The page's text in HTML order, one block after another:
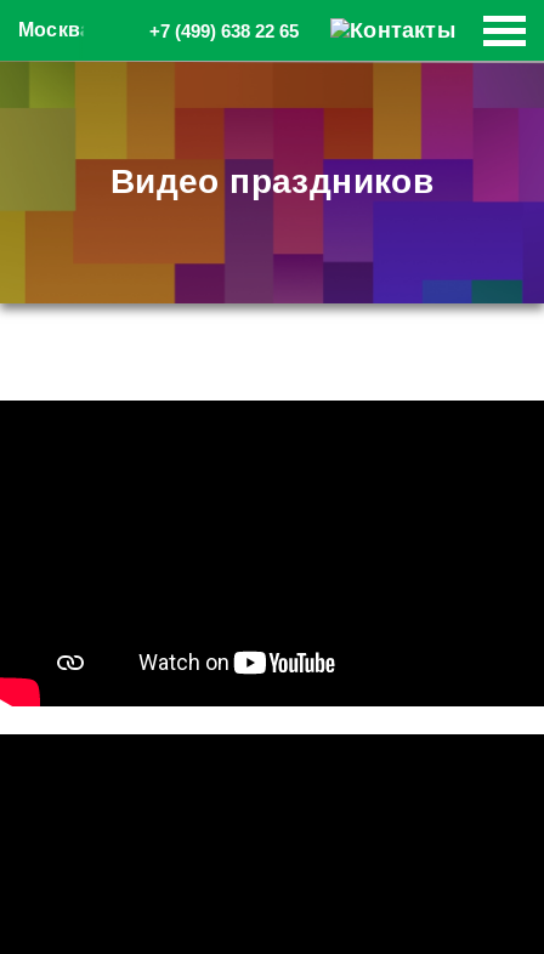
Москва +7 (499) 638 22 65
Видео праздников